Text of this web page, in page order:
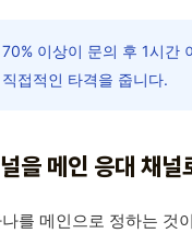
70% 이상이 문의 후 1시간
접적인 타격을 줍니다.
을 메인 응대 채널
를 메인으로 정하는 것